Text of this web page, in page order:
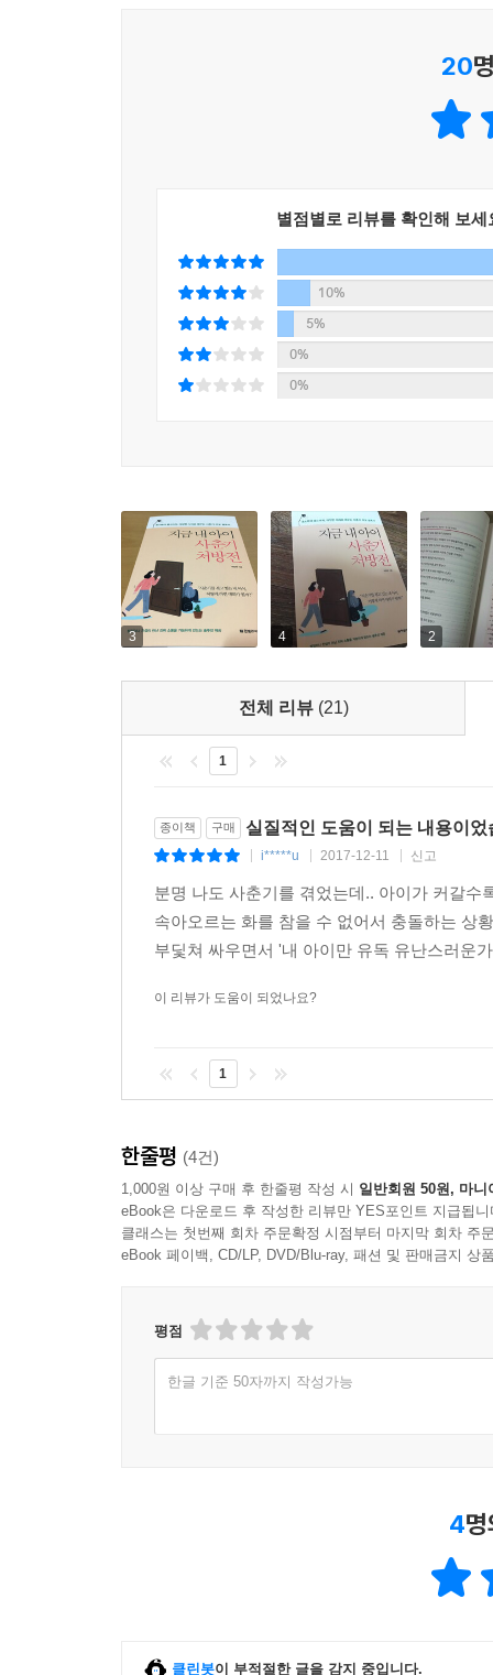
문제는 이 사이클이 어떤 때는 일주일, 어떤 때는
자신에 대해서 혼란스럽고 복잡한 마음을 갖는
떨어진 자신감의 틈을 허세로 메워 버티고 있는
청소년기는 친구를 가장 중요하게 생각하고 친
태도에서 벗어나 독립적인 대인관계를 구축하기
연대 의식을 형성하는 단계다. 아이에게 부모는
이 시기에 부모는 아이가 그들만의 세계에서 친
란 자기와 같은 병을 앓고 있는, 동병상련의 정을
건 잘못된 거라고 판단해버린다. ‘나 자신도 아이
면 아이를 훌륭하게 잘 키웠다’고, ‘나도 이 정도
짝 떨어져서 나를 바라보자. 남을 보듯 나를 보고,
부모가 자신을 믿으면 아이에 대한 믿음도 자연스
물론 무관심하게 내버려두는 것과 애정을 가지고
한다. --- pp.261-262
우리 아이들은 병에 걸린 환자가 아니다. 우리가
러도 마음의 여유를 갖고 다시 제자리를 찾을 때
리를 발견하게 될 것이다.
저자가 직접 만난 엄마들이 털어놓은 실제 에피
다양한 사례와 진단을 통해 자녀와의 관계를 어
20
별점별로 리뷰를 확인해 보세
10%
5%
0%
0%
3 4 2
전체 리뷰 (21)
1
종이책 구매 실질적인 도움이 되는 내용이었
i*****u 2017-12-11 신고
분명 나도 사춘기를 겪었는데.. 아이가 커갈
속아오르는 화를 참을 수 없어서 충돌하는 상
부딫쳐 싸우면서 '내 아이만 유독 유난스러운
이 리뷰가 도움이 되었나요?
1
한줄평 (4건)
1,000원 이상 구매 후 한줄평 작성 시 일반회원 50원, 마니
eBook은 다운로드 후 작성한 리뷰만 YES포인트 지급됩니
클래스는 첫번째 회차 주문확정 시점부터 마지막 회차 주
eBook 페이백, CD/LP, DVD/Blu-ray, 패션 및 판매금지 상
평점
한글 기준 50자까지 작성가능
4
클린봇이 부적절한 글을 감지 중입니다.